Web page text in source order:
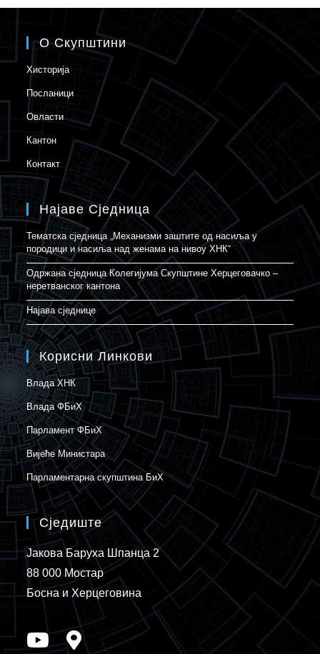
О Скупштини
Хисторија
Посланици
Овласти
Кантон
Контакт
Најаве Сједница
Тематска сједница „Механизми заштите од насиља у
породици и насиља над женама на нивоу ХНК“
Одржана сједница Колегијума Скупштине Херцеговачко –
неретванског кантона
Најава сједнице
Корисни Линкови
Влада ХНК
Влада ФБиХ
Парламент ФБиХ
Вијеће Министара
Парламентарна скупштина БиХ
Сједиште
Јакова Баруха Шпанца 2
88 000 Мостар
Босна и Херцеговина